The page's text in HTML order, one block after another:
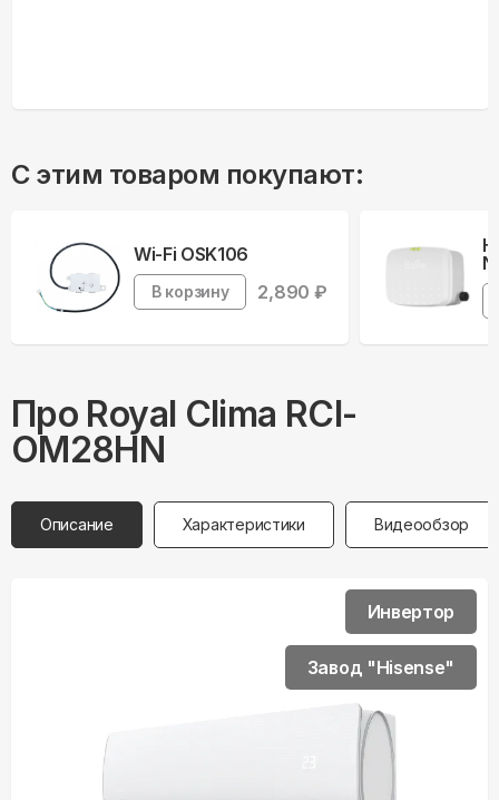
С этим товаром покупают:
Wi-Fi OSK106
В корзину 2,890 ₽
Про Royal Clima RCI-
OM28HN
Описание Характеристики Видеообзор
Инвертор
Завод "Hisense"